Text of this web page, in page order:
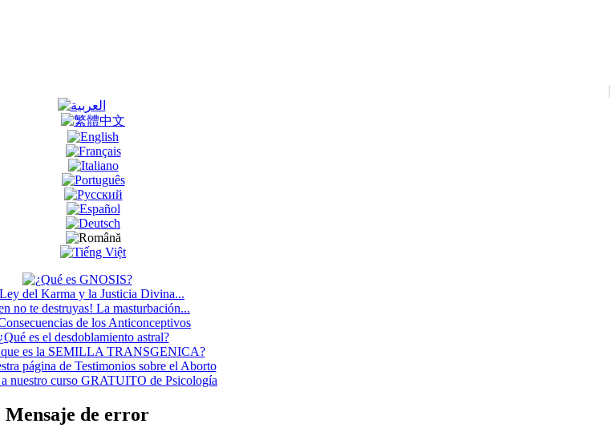
Mensaje de error